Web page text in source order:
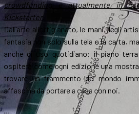
crowdfunding è attualmente in
Kickstarter.
Dall’arte all’artigianato, le mani degli
fantasia non solo sulla tela o la carta,
anche di uso quotidiano: il piano
ospiterà come ogni edizione una
trovare un frammento del mondo
affascina da portare a casa con noi.
…